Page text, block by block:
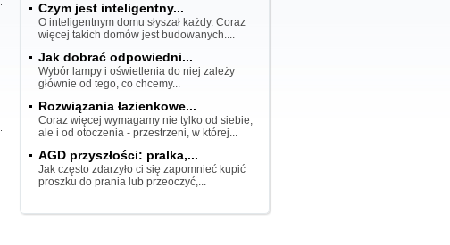
Czym jest inteligentny...
O inteligentnym domu słyszał każdy. Coraz
więcej takich domów jest budowanych....
Jak dobrać odpowiedni...
Wybór lampy i oświetlenia do niej zależy
głównie od tego, co chcemy...
Rozwiązania łazienkowe...
Coraz więcej wymagamy nie tylko od siebie,
ale i od otoczenia - przestrzeni, w której...
AGD przyszłości: pralka,...
Jak często zdarzyło ci się zapomnieć kupić
proszku do prania lub przeoczyć,...